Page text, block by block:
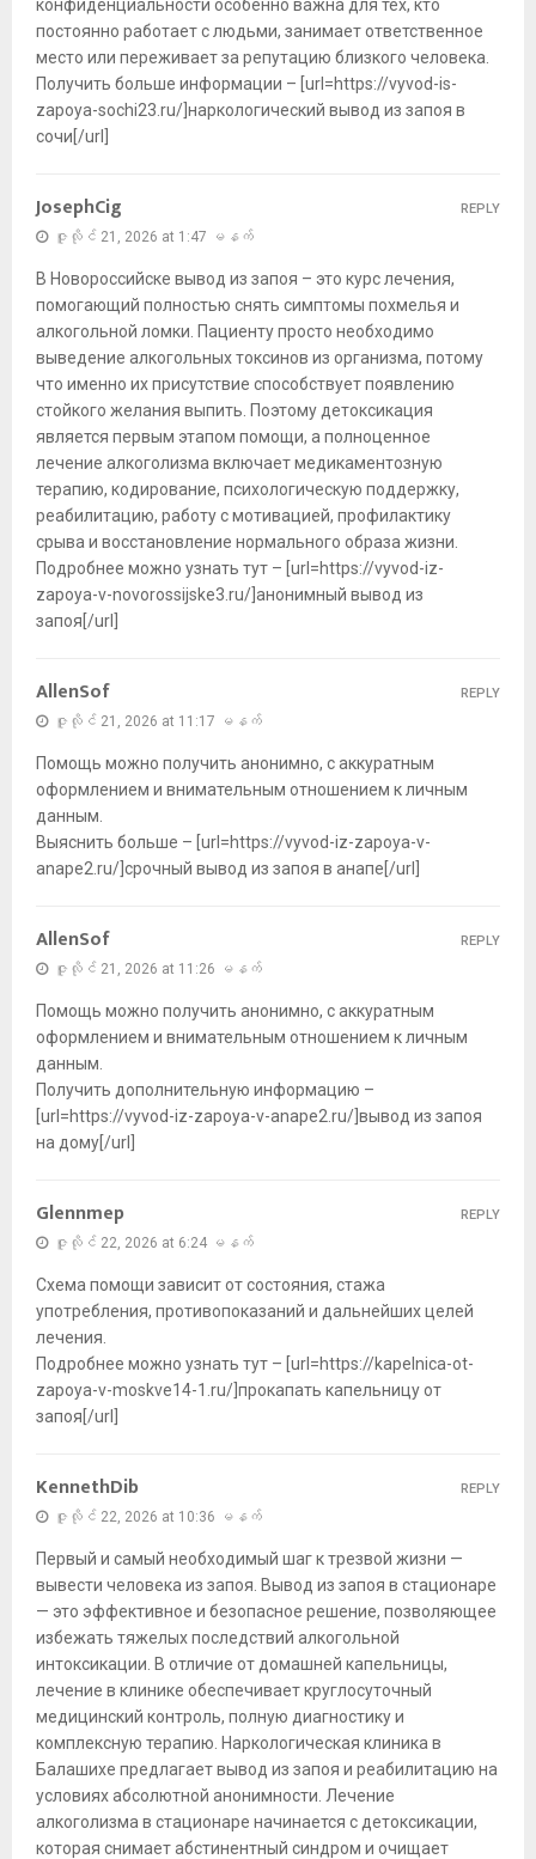
конфиденциальности особенно важна для тех, кто
постоянно работает с людьми, занимает ответственное
место или переживает за репутацию близкого человека.
Получить больше информации – [url=https://vyvod-is-
zapoya-sochi23.ru/]наркологический вывод из запоя в
сочи[/url]
JosephCig
ဇူလိုင် 21, 2026 at 1:47 မနက်
В Новороссийске вывод из запоя – это курс лечения,
помогающий полностью снять симптомы похмелья и
алкогольной ломки. Пациенту просто необходимо
выведение алкогольных токсинов из организма, потому
что именно их присутствие способствует появлению
стойкого желания выпить. Поэтому детоксикация
является первым этапом помощи, а полноценное
лечение алкоголизма включает медикаментозную
терапию, кодирование, психологическую поддержку,
реабилитацию, работу с мотивацией, профилактику
срыва и восстановление нормального образа жизни.
Подробнее можно узнать тут – [url=https://vyvod-iz-
zapoya-v-novorossijske3.ru/]анонимный вывод из
запоя[/url]
REPLY
AllenSof
ဇူလိုင် 21, 2026 at 11:17 မနက်
Помощь можно получить анонимно, с аккуратным
оформлением и внимательным отношением к личным
данным.
Выяснить больше – [url=https://vyvod-iz-zapoya-v-
anape2.ru/]срочный вывод из запоя в анапе[/url]
REPLY
AllenSof
ဇူလိုင် 21, 2026 at 11:26 မနက်
Помощь можно получить анонимно, с аккуратным
оформлением и внимательным отношением к личным
данным.
Получить дополнительную информацию –
[url=https://vyvod-iz-zapoya-v-anape2.ru/]вывод из запоя
на дому[/url]
REPLY
Glennmep
ဇူလိုင် 22, 2026 at 6:24 မနက်
Схема помощи зависит от состояния, стажа
употребления, противопоказаний и дальнейших целей
лечения.
Подробнее можно узнать тут – [url=https://kapelnica-ot-
zapoya-v-moskve14-1.ru/]прокапать капельницу от
запоя[/url]
REPLY
KennethDib
ဇူလိုင် 22, 2026 at 10:36 မနက်
Первый и самый необходимый шаг к трезвой жизни —
вывести человека из запоя. Вывод из запоя в стационаре
— это эффективное и безопасное решение, позволяющее
избежать тяжелых последствий алкогольной
интоксикации. В отличие от домашней капельницы,
лечение в клинике обеспечивает круглосуточный
медицинский контроль, полную диагностику и
комплексную терапию. Наркологическая клиника в
Балашихе предлагает вывод из запоя и реабилитацию на
условиях абсолютной анонимности. Лечение
алкоголизма в стационаре начинается с детоксикации,
которая снимает абстинентный синдром и очищает
REPLY